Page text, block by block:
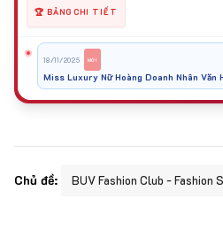
🏆 BẢNG CHI TIẾT
18/11/2025 MỚI
Miss Luxury Nữ Hoàng Doanh Nhân Văn
Chủ đề: BUV Fashion Club - Fashion